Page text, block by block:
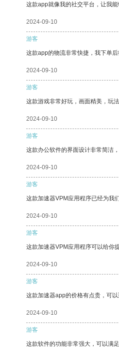
这款app就像我的社交平台，让我能
2024-09-10
游客
这款app的物流非常快捷，我下单后
2024-09-10
游客
这款游戏非常好玩，画面精美，玩
2024-09-10
游客
这款办公软件的界面设计非常简洁
2024-09-10
游客
这款加速器VPM应用程序已经为我
2024-09-10
游客
这款加速器VPM应用程序可以给你
2024-09-10
游客
这款加速器app的价格有点贵，可
2024-09-10
游客
这款软件的功能非常强大，可以满